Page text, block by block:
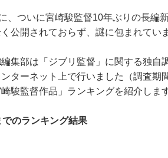
、ついに宮崎駿監督10年ぶりの長編
公開されておらず、謎に包まれていま
集部は「ジブリ監督」に関する独自
ターネット上で行いました（調査
駿監督作品」ランキングを紹介します
でのランキング結果